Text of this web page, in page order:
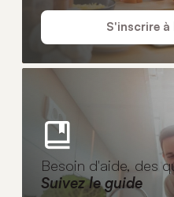
S'inscrire
Besoin d'aide, des
Suivez le guide